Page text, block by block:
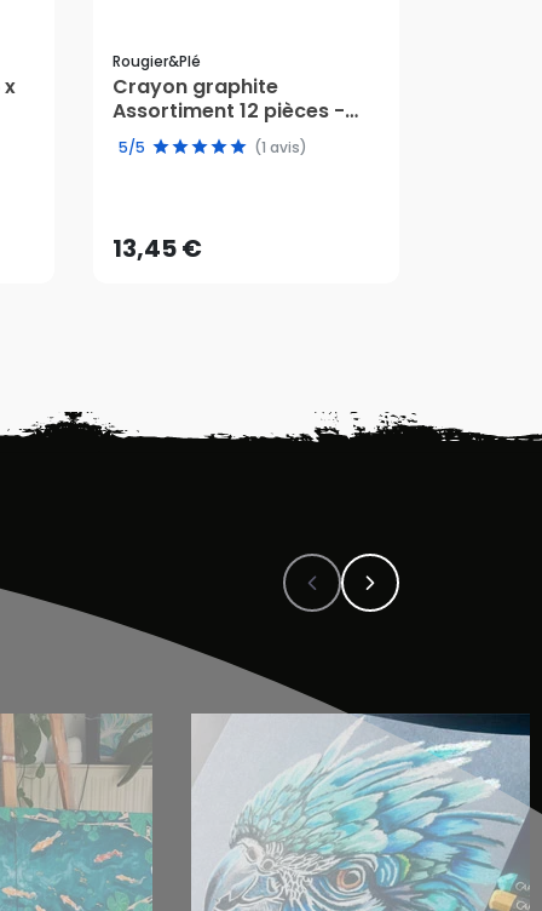
Rougier&plé
Crayon graphite
Assortiment 12 pièces -
Rougier&Plé
5/5 (1 avis)
13,45 €AJOUTER AU PANIER